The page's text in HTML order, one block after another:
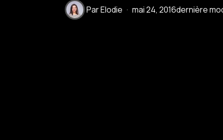
ParElodie mai 24, 2016dernière